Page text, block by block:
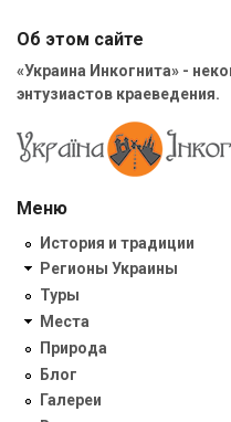
Об этом сайте
«Украина Инкогнита» -
энтузиастов краеведения.
Меню
История и традиции
Регионы Украины
Туры
Места
Природа
Блог
Галереи